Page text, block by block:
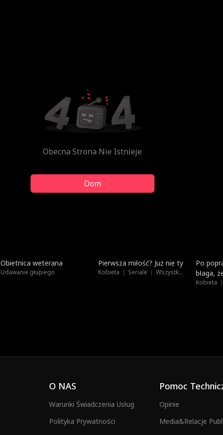
Obecna Strona Nie Istnieje
Dom
Dubbing
Obietnica weterana
Udawanie głupiego
Pierwsza miłość? Już nie ty
Kobieta ｜ Seriale ｜ Wszystkie Wiek
Po
błaga,
Kobieta
O NAS
Warunki Świadczenia Usług
Polityka Prywatności
Pomoc
Opinie
Media&Relacje